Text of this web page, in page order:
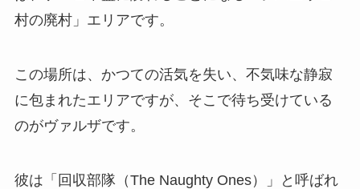
村の廃村」エリアです。
この場所は、かつての活気を失い、不気味な静寂
に包まれたエリアですが、そこで待ち受けている
のがヴァルザです。
彼は「回収部隊（The Naughty Ones）」と呼ばれ